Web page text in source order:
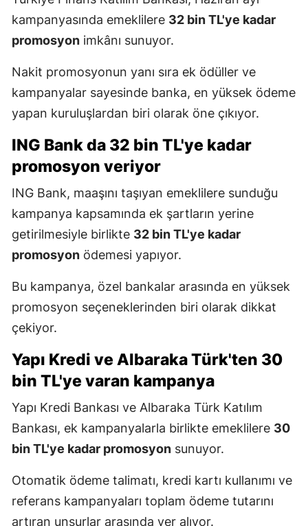
kampanyasında emeklilere 32 bin TL'ye kadar
promosyon imkânı sunuyor.
Nakit promosyonun yanı sıra ek ödüller ve
kampanyalar sayesinde banka, en yüksek ödeme
yapan kuruluşlardan biri olarak öne çıkıyor.
ING Bank da 32 bin TL'ye kadar
promosyon veriyor
ING Bank, maaşını taşıyan emeklilere sunduğu
kampanya kapsamında ek şartların yerine
getirilmesiyle birlikte 32 bin TL'ye kadar
promosyon ödemesi yapıyor.
Bu kampanya, özel bankalar arasında en yüksek
promosyon seçeneklerinden biri olarak dikkat
çekiyor.
Yapı Kredi ve Albaraka Türk'ten 30
bin TL'ye varan kampanya
Yapı Kredi Bankası ve Albaraka Türk Katılım
Bankası, ek kampanyalarla birlikte emeklilere 30
bin TL'ye kadar promosyon sunuyor.
Otomatik ödeme talimatı, kredi kartı kullanımı ve
referans kampanyaları toplam ödeme tutarını
artıran unsurlar arasında yer alıyor.